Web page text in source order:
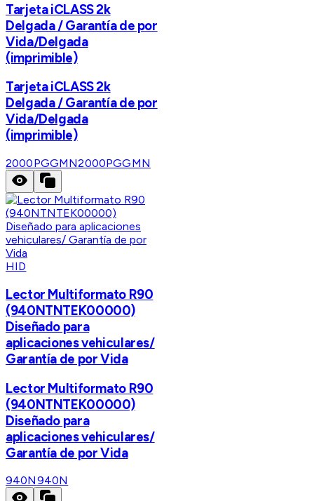
Tarjeta iCLASS 2k
Delgada / Garantía de por
Vida/Delgada
(imprimible)
Tarjeta iCLASS 2k
Delgada / Garantía de por
Vida/Delgada
(imprimible)
2000PGGMN2000PGGMN
HID
Lector Multiformato R90
(940NTNTEK00000)
Diseñado para
aplicaciones vehiculares/
Garantía de por Vida
Lector Multiformato R90
(940NTNTEK00000)
Diseñado para
aplicaciones vehiculares/
Garantía de por Vida
940N940N